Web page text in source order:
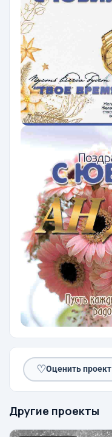
♡Оценить проект
Другие проекты